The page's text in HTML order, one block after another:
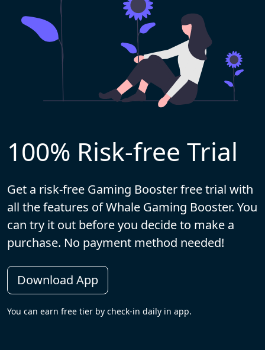
100% Risk-free Trial
Get a risk-free Gaming Booster free trial with
all the features of Whale Gaming Booster. You
can try it out before you decide to make a
purchase. No payment method needed!
Download App
You can earn free tier by check-in daily in app.